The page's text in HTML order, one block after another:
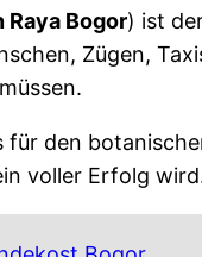
Raya Bogor) ist
Zügen,
den
voller Erfolg